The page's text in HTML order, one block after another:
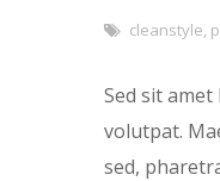
cleanstyle,
Sed sit
volutpat.
sed,